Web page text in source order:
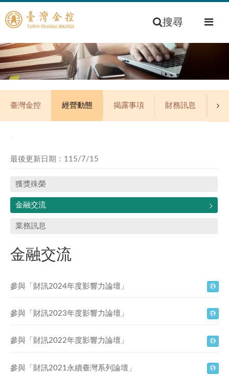
搜尋
臺灣金控 經營動態 揭露事項 財務訊息 公
最後更新日期：115/7/15
獲獎殊榮
金融交流
業務訊息
金融交流
參與「財訊2024年度影響力論壇」
參與「財訊2023年度影響力論壇」
參與「財訊2022年度影響力論壇」
參與「財訊2021永續臺灣系列論壇」